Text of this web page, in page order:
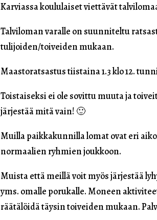
Karviassa koululaiset viettävät
Talviloman varalle on suunniteltu
tulijoiden/toiveiden mukaan.
Maastoratsastus tiistaina 1.3 klo 12.
Toistaiseksi ei ole sovittu muuta ja
järjestää mitä vain! 🙂
Muilla paikkakunnilla lomat ovat eri
normaalien ryhmien joukkoon.
Muista että meillä voit myös järjestää
yms. omalle porukalle. Moneen
räätälöidä täysin toiveiden mukaan.